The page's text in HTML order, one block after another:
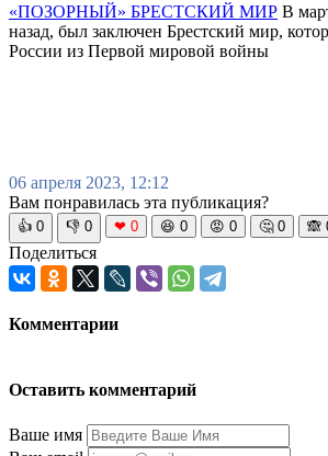
«ПОЗОРНЫЙ» БРЕСТСКИЙ МИР В
назад, был заключен Брестский мир,
России из Первой мировой войны
06 апреля 2023, 12:12
Вам понравилась эта публикация?
👍 0 👎 0 ❤ 0 😆 0 😡 0 🤔 0 🙈
Поделиться
Комментарии
Оставить комментарий
Ваше имя